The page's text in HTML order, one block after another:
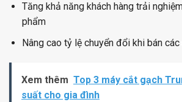
Tăng khả năng khách hàng trải
phẩm
Nâng cao tỷ lệ chuyển đổi khi bán
Xem thêm Top 3 máy cắt gạch
suất cho gia đình